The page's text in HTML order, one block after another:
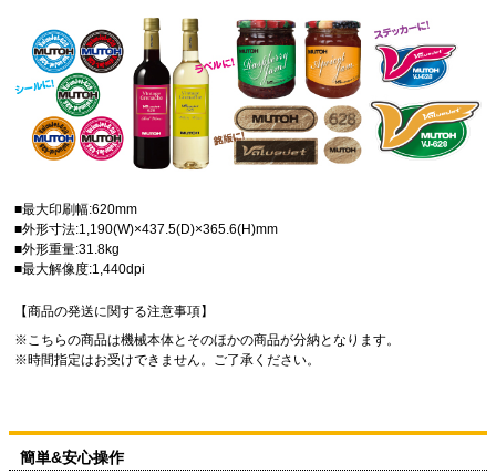
■最大印刷幅:620mm
■外形寸法:1,190(W)×437.5(D)×365.6(H)mm
■外形重量:31.8kg
■最大解像度:1,440dpi
【商品の発送に関する注意事項】
こちらの商品は機械本体とそのほかの商品が分納となります。
時間指定はお受けできません。ご了承ください。
簡単&安心操作